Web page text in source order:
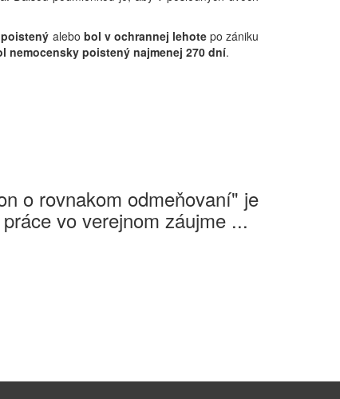
alebo bol v ochrannej lehotepo zániku
nemocensky poistený najmenej 270 dní.
o rovnakom odmeňovaní" je
vo verejnom záujme ...